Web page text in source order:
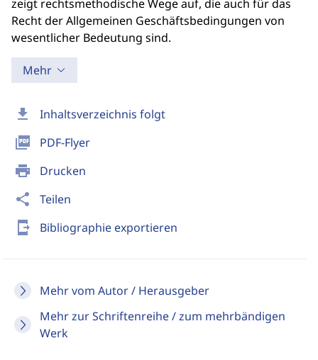
download Inhaltsverzeichnis folgt
picture_as_pdf PDF-Flyer
print Drucken
share Teilen
send_to_mobile Bibliographie exportieren
Mehr vom Autor / Herausgeber
Mehr zur Schriftenreihe / zum mehrbändigen
Werk
zeigt rechtsmethodische Wege auf, die auch für das
Recht der Allgemeinen Geschäftsbedingungen von
wesentlicher Bedeutung sind.
Mehr